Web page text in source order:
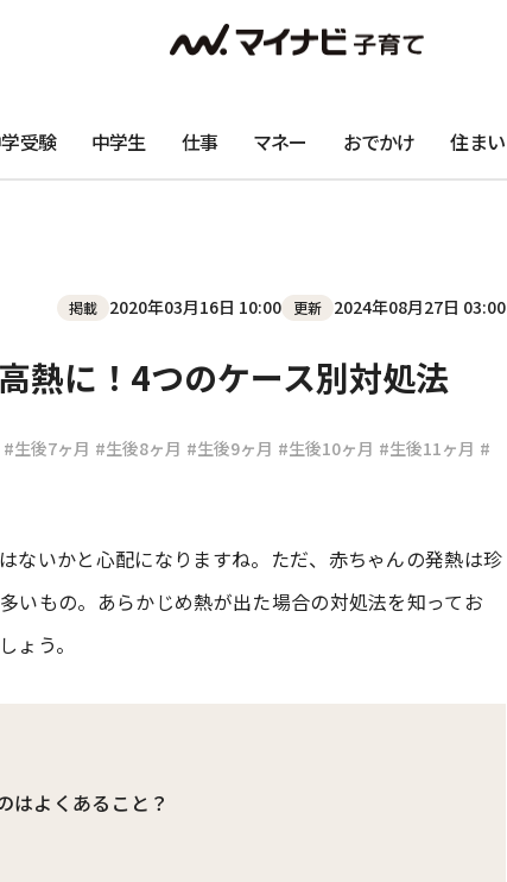
#共働き夫婦のセブンルール
ーニュース #マタニティニュース
受験 中学生 仕事 マネー おでかけ 住まい
掲載 2020年03月16日 10:00 更新 2024年08月27日 03:00
熱に！4つのケース別対処法
#生後7ヶ月 #生後8ヶ月 #生後9ヶ月 #生後10ヶ月 #生後11ヶ月 #
ないかと心配になりますね。ただ、赤ちゃんの発熱は珍
いもの。あらかじめ熱が出た場合の対処法を知ってお
ょう。
よくあること？